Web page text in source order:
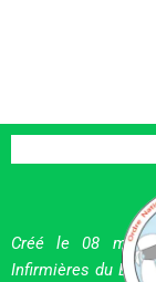
Créé le 08 mai
Infirmières du BF